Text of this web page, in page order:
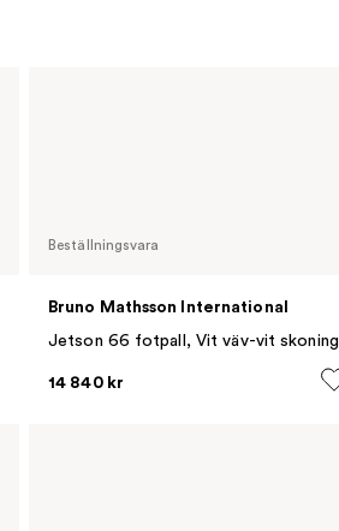
Beställningsvara
Bruno Mathsson International
Jetson 66 fotpall, Vit väv-vit skoning
14 840 kr